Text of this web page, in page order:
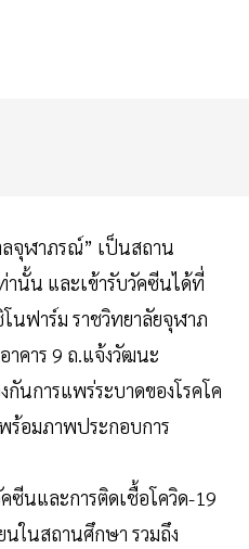
ลจุฬาภรณ์” เป็นสถาน
านั้น และเข้ารับวัคซีนได้ที่
นฟาร์ม ราชวิทยาลัยจุฬาภ
คาร 9 ถ.แจ้งวัฒนะ
นการแพร่ระบาดของโรคโค
ร้อมภาพประกอบการ
ซีนและการติดเชื้อโควิด-19
ในสถานศึกษา รวมถึง